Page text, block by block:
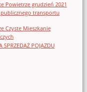
Powietrze grudzień 2021
transportu
Czyste Mieszkanie
SPRZEDAŻ POJAZDU